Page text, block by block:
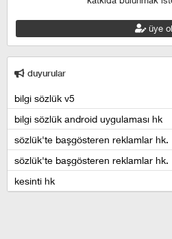
üye ol
duyurular
bilgi sözlük v5
bilgi sözlük android uygulaması hk
sözlük'te başgösteren reklamlar hk.
sözlük'te başgösteren reklamlar hk.
kesinti hk